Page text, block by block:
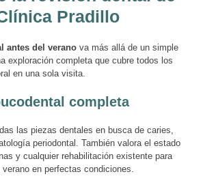
Pradillo
antes del verano va más allá de un simple
exploración completa que cubre todos los
en una sola visita.
completa
las piezas dentales en busca de caries,
periodontal. También valora el estado
y cualquier rehabilitación existente para
en perfectas condiciones.